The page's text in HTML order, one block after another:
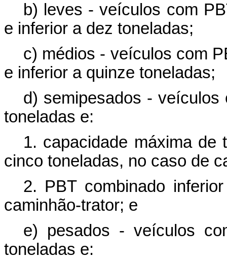
b) leves - veículos com
e inferior a dez toneladas;
c) médios - veículos com
e inferior a quinze toneladas;
d) semipesados -
toneladas e:
1. capacidade máxima de
cinco toneladas, no caso de
2. PBT combinado
caminhão-trator; e
e) pesados - veículos
toneladas e: